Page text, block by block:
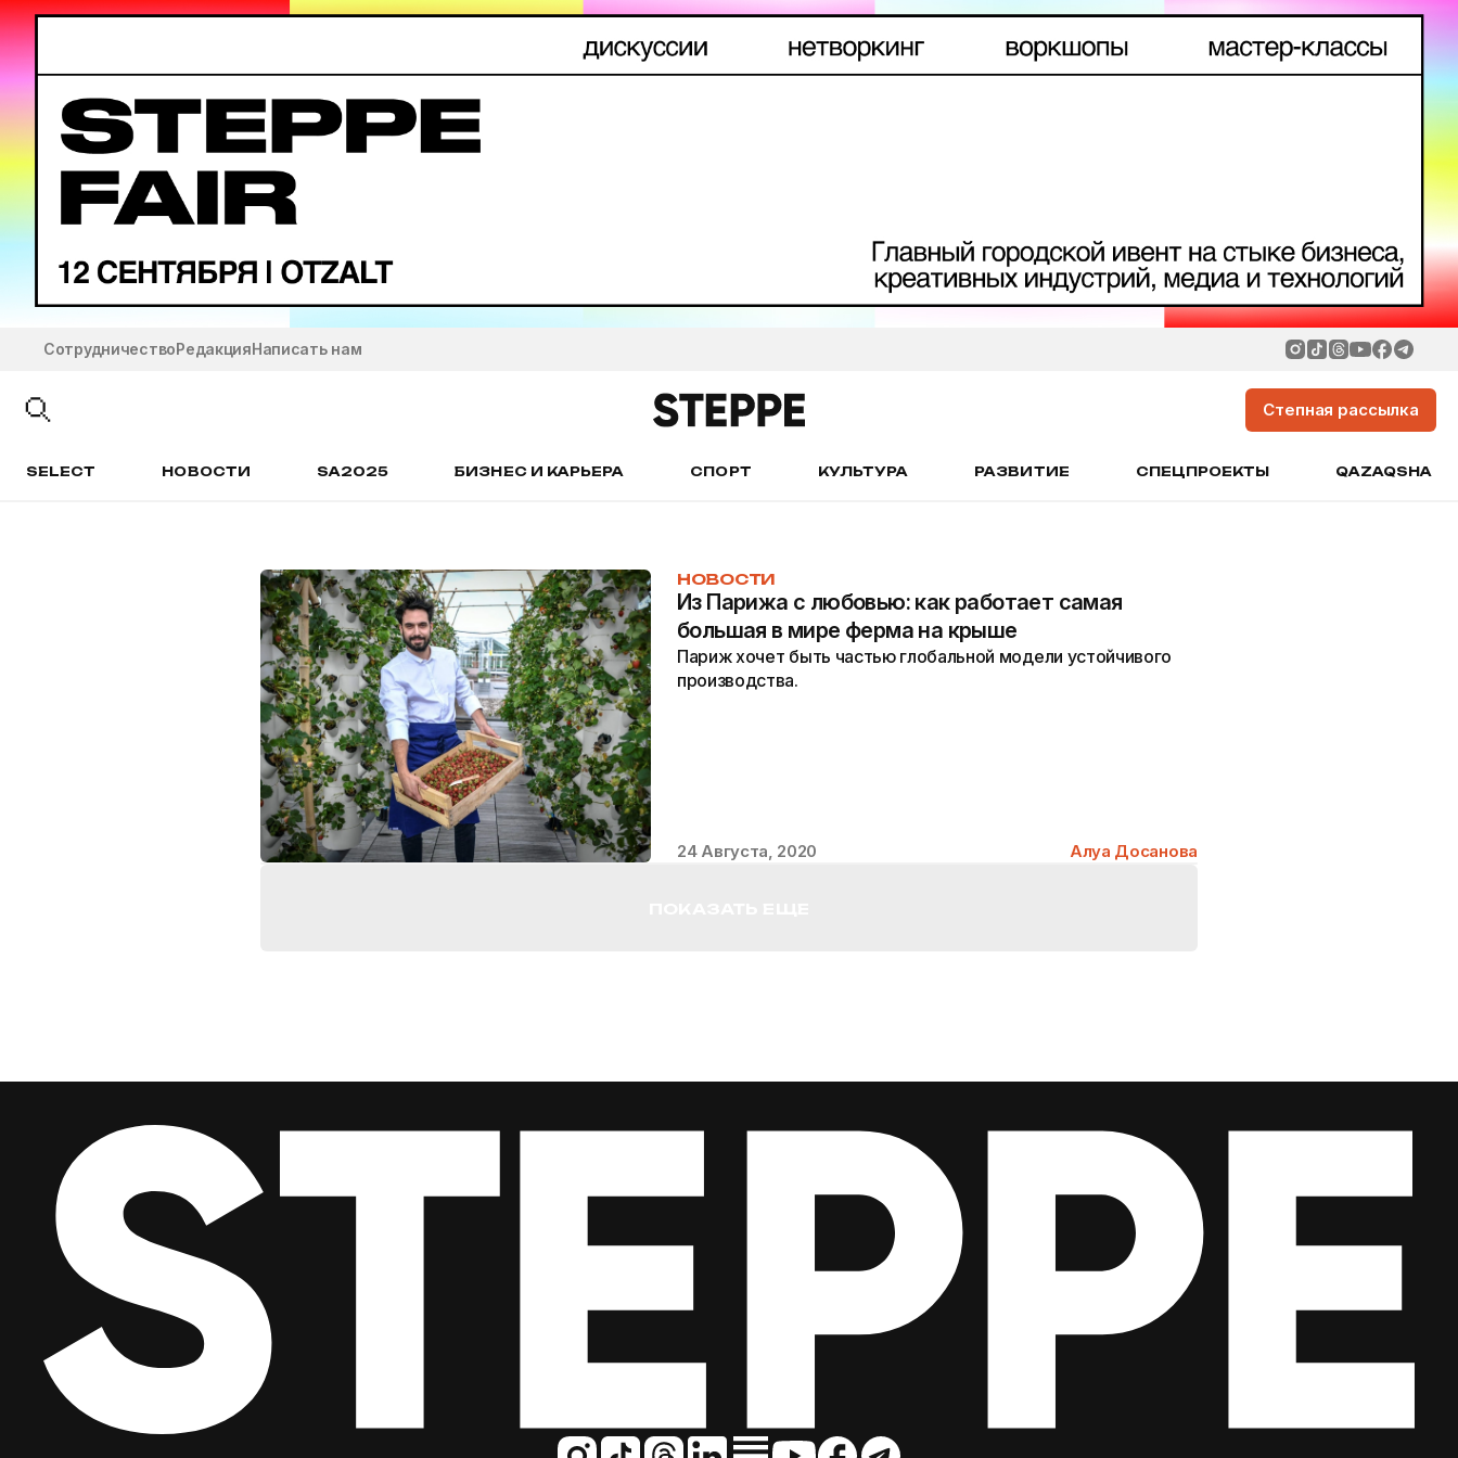
СотрудничествоРедакцияНаписать нам
Степная рассылка
SELECT НОВОСТИ SA2025 БИЗНЕС И КАРЬЕРА СПОРТ КУЛЬТУРА РАЗВИТИЕ СПЕЦПРОЕКТЫ QAZAQSHA
НОВОСТИ
Из Парижа с любовью: как работает самая
большая в мире ферма на крыше
Париж хочет быть частью глобальной модели устойчивого
производства.
24 Августа, 2020 Алуа Досанова